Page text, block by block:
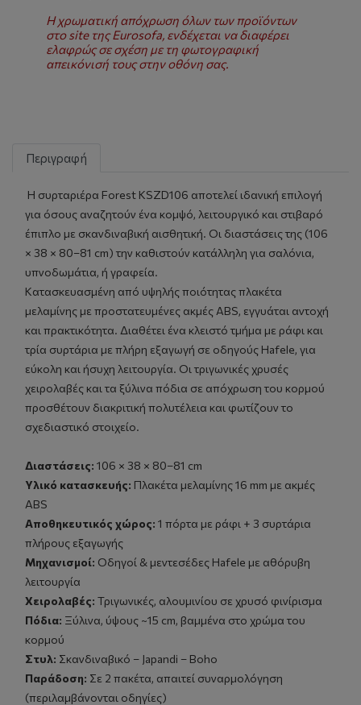
Η χρωματική απόχρωση όλων των προϊόντων
στο site της Eurosofa, ενδέχεται να διαφέρει
ελαφρώς σε σχέση με τη φωτογραφική
απεικόνισή τους στην οθόνη σας.
Περιγραφή
Η συρταριέρα Forest KSZD106 αποτελεί ιδανική επιλογή
για όσους αναζητούν ένα κομψό, λειτουργικό και στιβαρό
έπιπλο με σκανδιναβική αισθητική. Οι διαστάσεις της (106
× 38 × 80–81 cm) την καθιστούν κατάλληλη για σαλόνια,
υπνοδωμάτια, ή γραφεία.
Κατασκευασμένη από υψηλής ποιότητας πλακέτα
μελαμίνης με προστατευμένες ακμές ABS, εγγυάται αντοχή
και πρακτικότητα. Διαθέτει ένα κλειστό τμήμα με ράφι και
τρία συρτάρια με πλήρη εξαγωγή σε οδηγούς Hafele, για
εύκολη και ήσυχη λειτουργία. Οι τριγωνικές χρυσές
χειρολαβές και τα ξύλινα πόδια σε απόχρωση του κορμού
προσθέτουν διακριτική πολυτέλεια και φωτίζουν το
σχεδιαστικό στοιχείο.
Διαστάσεις: 106 × 38 × 80–81 cm
Υλικό κατασκευής: Πλακέτα μελαμίνης 16 mm με ακμές
ABS
Αποθηκευτικός χώρος: 1 πόρτα με ράφι + 3 συρτάρια
πλήρους εξαγωγής
Μηχανισμοί: Οδηγοί & μεντεσέδες Hafele με αθόρυβη
λειτουργία
Χειρολαβές: Τριγωνικές, αλουμινίου σε χρυσό φινίρισμα
Πόδια: Ξύλινα, ύψους ~15 cm, βαμμένα στο χρώμα του
κορμού
Στυλ: Σκανδιναβικό – Japandi – Boho
Παράδοση: Σε 2 πακέτα, απαιτεί συναρμολόγηση
(περιλαμβάνονται οδηγίες)